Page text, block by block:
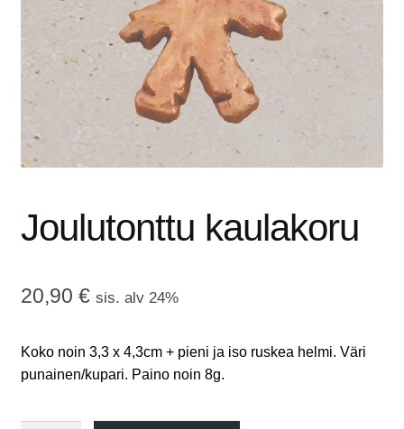
tason
valikko
OTA YHTEYTTÄ
GALLERIA
MAINOSMÖRKÖ
OSTOSKORI
Laajenna
valikko
Joulutonttu kaulakoru
20,90 € sis. alv 24%
Koko noin 3,3 x 4,3cm + pieni ja iso ruskea helmi. Väri
punainen/kupari. Paino noin 8g.